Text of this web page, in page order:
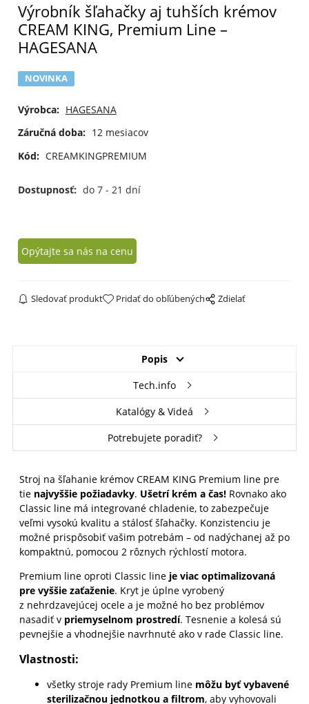
Výrobník šľahačky aj tuhších krémov
CREAM KING, Premium Line –
HAGESANA
NOVINKA
Výrobca: HAGESANA
Záručná doba: 12 mesiacov
Kód: CREAMKINGPREMIUM
Dostupnosť: do 7 - 21 dní
Opýtajte sa nás na cenu
Sledovať produkt Pridať do obľúbených Zdielať
Popis
Tech.info
Katalógy & Videá
Potrebujete poradiť?
Stroj na šľahanie krémov CREAM KING Premium line pre
tie najvyššie požiadavky. Ušetrí krém a čas! Rovnako ako
Classic line má integrované chladenie, to zabezpečuje
veľmi vysokú kvalitu a stálosť šľahačky. Konzistenciu je
možné prispôsobiť vašim potrebám – od nadýchanej až po
kompaktnú, pomocou 2 rôznych rýchlostí motora.
Premium line oproti Classic line je viac optimalizovaná
pre vyššie zaťaženie. Kryt je úplne vyrobený
z nehrdzavejúcej ocele a je možné ho bez problémov
nasadiť vpriemyselnom prostredí. Tesnenie a kolesá sú
pevnejšie a vhodnejšie navrhnuté ako v rade Classic line.
Vlastnosti:
všetky stroje rady Premium line môžu byť vybavené
sterilizačnou jednotkou a filtrom, aby vyhovovali